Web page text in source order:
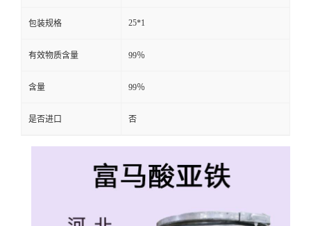
包装规格 25*1
有效物质含量 99％
含量 99％
是否进口 否